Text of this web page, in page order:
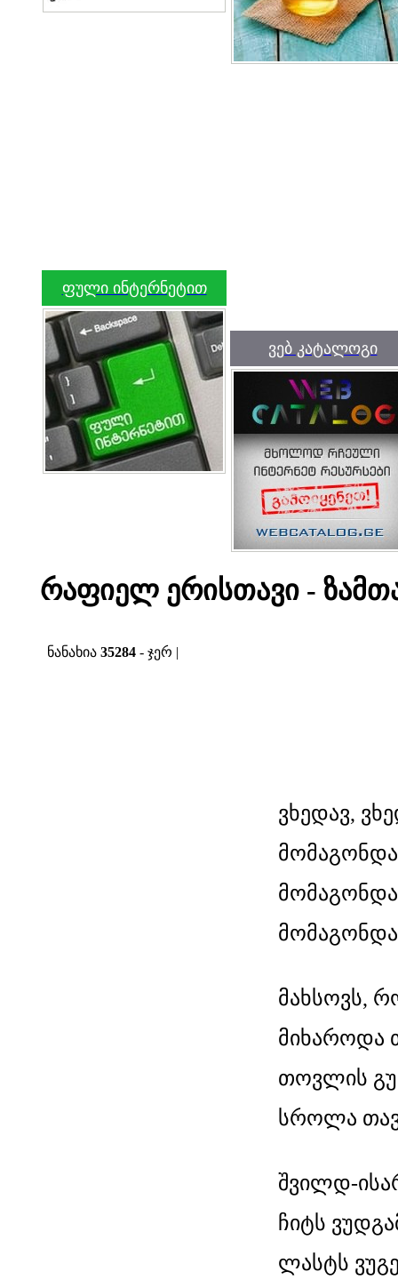
ფული ინტერნეტით
ვებ კატალოგი
რაფიელ ერისთავი -
ნანახია 35284 - ჯერ |
ვხედავ,
მომაგონდა
მახსოვს,
მიხაროდა
თოვლის
სროლა
შვილდ-
ჩიტს
ლასტს